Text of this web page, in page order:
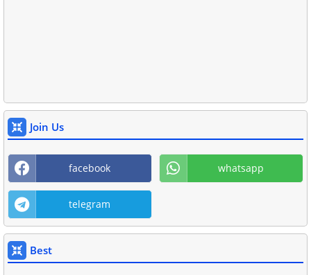
Join Us
facebook whatsapp
telegram
Best